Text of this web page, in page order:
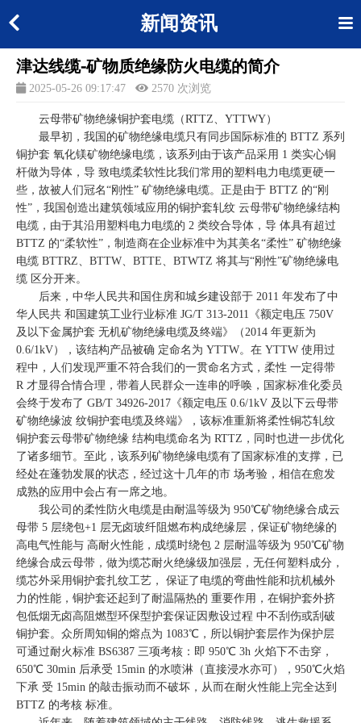
新闻资讯
津达线缆-矿物质绝缘防火电缆的简介
2025-05-26 09:17:47 2570 次浏览
云母带矿物绝缘铜护套电缆（RTTZ、YTTWY）
最早初，我国的矿物绝缘电缆只有同步国际标准的 BTTZ 系列
铜护套 氧化镁矿物绝缘电缆，该系列由于该产品采用 1 类实心铜
杆做为导体，导 致电缆柔软性比我们常用的塑料电力电缆更硬一
些，故被人们冠名“刚性” 矿物绝缘电缆。正是由于 BTTZ 的“刚
性”，我国创造出建筑领域应用的铜护套轧纹 云母带矿物绝缘结构
电缆，由于其沿用塑料电力电缆的 2 类绞合导体，导 体具有超过
BTTZ 的“柔软性”，制造商在企业标准中为其美名“柔性” 矿物绝缘
电缆 BTTRZ、BTTW、BTTE、BTWTZ 将其与“刚性”矿物绝缘电
缆 区分开来。
后来，中华人民共和国住房和城乡建设部于 2011 年发布了中
华人民共 和国建筑工业行业标准 JG/T 313-2011《额定电压 750V
及以下金属护套 无机矿物绝缘电缆及终端》（2014 年更新为
0.6/1kV），该结构产品被确 定命名为 YTTW。在 YTTW 使用过
程中，人们发现严重不符合我们的一贯命名方式，柔性 一定得带
R 才显得合情合理，带着人民群众一连串的呼唤，国家标准化委员
会终于发布了 GB/T 34926-2017《额定电压 0.6/1kV 及以下云母带
矿物绝缘波 纹铜护套电缆及终端》，该标准重新将柔性铜芯轧纹
铜护套云母带矿物绝缘 结构电缆命名为 RTTZ，同时也进一步优化
了诸多细节。至此，该系列矿物绝缘电缆有了国家标准的支撑，已
经处在蓬勃发展的状态，经过这十几年的市 场考验，相信在愈发
成熟的应用中会占有一席之地。
我公司的柔性防火电缆是由耐温等级为 950℃矿物绝缘合成云
母带 5 层绕包+1 层无卤玻纤阻燃布构成绝缘层，保证矿物绝缘的
高电气性能与 高耐火性能，成缆时绕包 2 层耐温等级为 950℃矿物
绝缘合成云母带，做为缆芯耐火绝缘级加强层，无任何塑料成分，
缆芯外采用铜护套扎纹工艺， 保证了电缆的弯曲性能和抗机械外
力的性能，铜护套还起到了耐温隔热的 重要作用，在铜护套外挤
包低烟无卤高阻燃型环保型护套保证因敷设过程 中不刮伤或刮破
铜护套。众所周知铜的熔点为 1083℃，所以铜护套层作为保护层
可通过耐火标准 BS6387 三项考核：即 950℃ 3h 火焰下不击穿，
650℃ 30min 后承受 15min 的水喷淋（直接浸水亦可），950℃火焰
下承 受 15min 的敲击振动而不破坏，从而在耐火性能上完全达到
BTTZ 的考核 标准。